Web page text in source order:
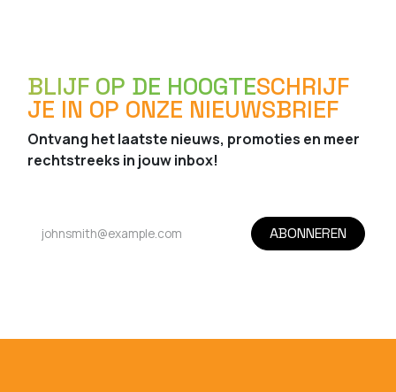
BLIJF OP DE HOOGTESCHRIJF
JE IN OP ONZE NIEUWSBRIEF
Ontvang het laatste nieuws, promoties en meer
rechtstreeks in jouw inbox!
ABONNEREN